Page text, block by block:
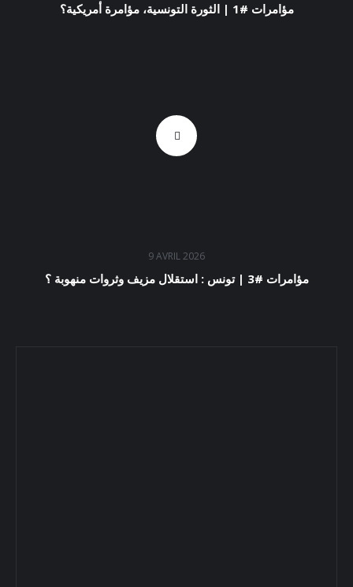
مؤامرات #1 | الثورة التونسية، مؤامرة أمريكية؟
9 AVRIL 2026
مؤامرات #3 | تونس : استقلال مزيف وثروات منهوبة ؟